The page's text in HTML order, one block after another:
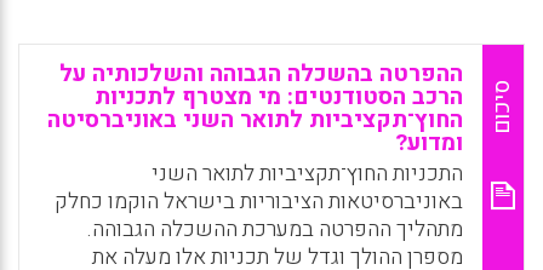
סיכום
ההפרטה בהשכלה הגבוהה והשלכותיה על
הרכב הסטודנטים: מי מצטרף לתכניות
החוץ־תקציביות לתואר השני באוניברסיטה
ומדוע?
התכניות החוץ־תקציביות לתואר השני
באוניברסיטאות הציבוריות בישראל הוקמו כחלק
מתהליך ההפרטה במערכת ההשכלה הגבוהה.
מספרן ההולך וגדל של תכניות אלו מעלה את